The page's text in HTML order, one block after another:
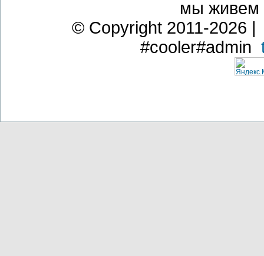
мы
© Copyright 2011-2026
#cooler#admin